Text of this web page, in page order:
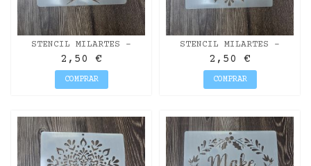
STENCIL MILARTES -
FELICES FIESTAS
2,50 €
COMPRAR
STENCIL MILARTES -
MANDALA
2,50 €
COMPRAR